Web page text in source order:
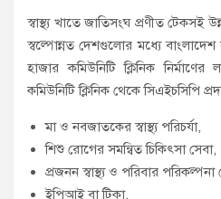
স্বাস্থ্য খাতে জাতিসংঘ প্রণীত টেকসই
স্বল্পোন্নত দেশগুলোর মধ্যে
হাজার কমিউনিটি ক্লিনিক
কমিউনিটি ক্লিনিক থেকে সিএইচসিপি
মা ও নবজাতকের স্বাস্থ্য পরিচর্যা,
শিশু রোগের সমন্বিত চিকিৎসা সেবা,
প্রজনন স্বাস্থ্য ও পরিবার পরিকল্পনা
ইপিআই বা টিকা,